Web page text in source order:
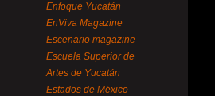
Enfoque Yucatán
EnViva Magazine
Escenario magazine
Escuela Superior de
Artes de Yucatán
Estados de México